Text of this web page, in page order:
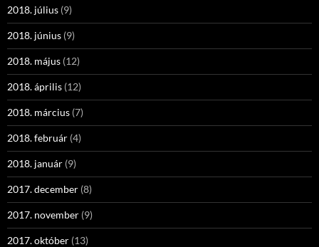
2018. július (9)
2018. június (9)
2018. május (12)
2018. április (12)
2018. március (7)
2018. február (4)
2018. január (9)
2017. december (8)
2017. november (9)
2017. október (13)